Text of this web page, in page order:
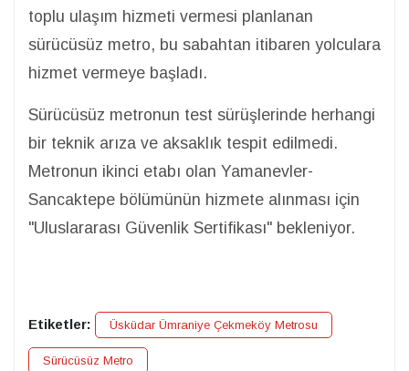
toplu ulaşım hizmeti vermesi planlanan
sürücüsüz metro, bu sabahtan itibaren yolculara
hizmet vermeye başladı.
Sürücüsüz metronun test sürüşlerinde herhangi
bir teknik arıza ve aksaklık tespit edilmedi.
Metronun ikinci etabı olan Yamanevler-
Sancaktepe bölümünün hizmete alınması için
"Uluslararası Güvenlik Sertifikası" bekleniyor.
Etiketler: Üsküdar Ümraniye Çekmeköy Metrosu
Sürücüsüz Metro